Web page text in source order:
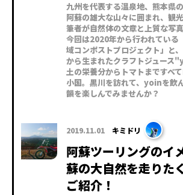
九州を代表する温泉地、熊本県
阿蘇の雄大な山々に囲まれ、観
筆者が自然体の文章と上質な写真
今回は2020年から行われている
域コンポストプロジェクト」と
から生まれたクラフトジュース
土の栄養分からトマトまですべ
小国。黒川を訪れて、yoinを飲
韻を楽しんでみませんか？
2019.11.01 キミドリ
阿蘇ツーリングのイ
蘇の大自然を走りた
ご紹介！